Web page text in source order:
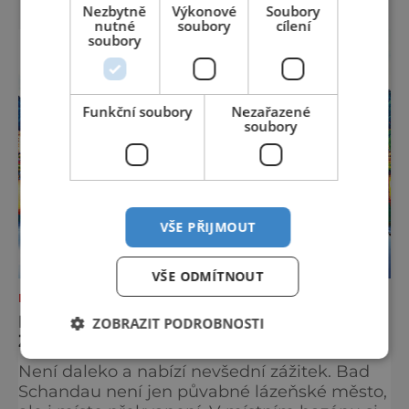
hodnotu. Nejde tu o to být stále výš, rychleji
a dál, ale o výjimečné okamžiky – při
cyklistických výletech podél řek, pěších
túrách s dalekými výhledy, rodinnýc
DOVOLENÁ V ZAHRANIČÍ
BAD SCHANDAU NABÍZÍ HUDEBNÍ
ZÁŽITEK I POD VODOU
Není daleko a nabízí nevšední zážitek. Bad
Schandau není jen půvabné lázeňské město,
Nezbytně
nutné
soubory
Výkonové
soubory
Soubory
cílení
Funkční soubory
Nezařazené
soubory
VŠE PŘIJMOUT
VŠE ODMÍTNOUT
ZOBRAZIT PODROBNOSTI